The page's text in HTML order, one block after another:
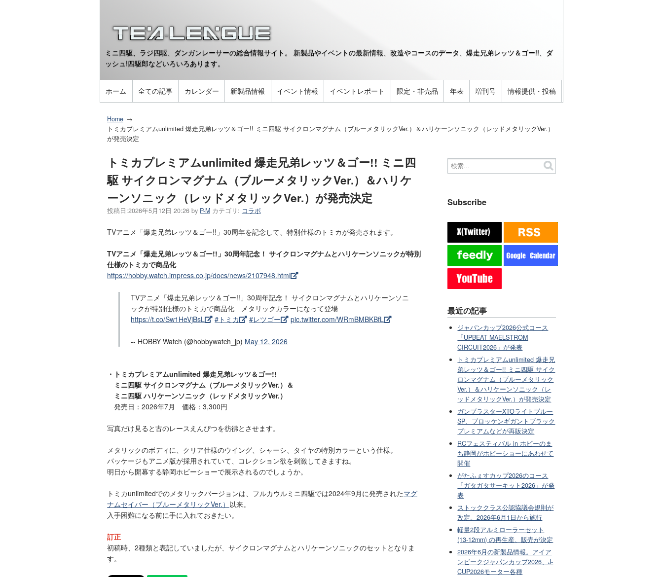
ミニ四駆、ラジ四駆、ダンガンレーサーの総合情報サイト。 新製品やイベントの最新情報、改造やコースのデータ、爆走兄弟レッツ＆ゴー!!、ダ
ッシュ!四駆郎などいろいろあります。
ホーム 全ての記事 カレンダー 新製品情報 イベント情報 イベントレポート 限定・非売品 年表 増刊号 情報提供・投稿
Home
トミカプレミアムunlimited 爆走兄弟レッツ＆ゴー!! ミニ四駆 サイクロンマグナム（ブルーメタリックVer.）＆ハリケーンソニック（レッドメタリックVer.）
が発売決定
トミカプレミアムunlimited 爆走兄弟レッツ＆ゴー!! ミニ四
駆 サイクロンマグナム（ブルーメタリックVer.）＆ハリケ
ーンソニック（レッドメタリックVer.）が発売決定
投稿日:2026年5月12日 20:26 by P-M カテゴリ: コラボ
TVアニメ「爆走兄弟レッツ＆ゴー!!」30周年を記念して、特別仕様のトミカが発売されます。
TVアニメ「爆走兄弟レッツ＆ゴー!!」30周年記念！ サイクロンマグナムとハリケーンソニックが特別
仕様のトミカで商品化
https://hobby.watch.impress.co.jp/docs/news/2107948.html
TVアニメ「爆走兄弟レッツ＆ゴー!!」30周年記念！ サイクロンマグナムとハリケーンソニ
ックが特別仕様のトミカで商品化 メタリックカラーになって登場
https://t.co/Sw1HeVjBsL
#トミカ #レツゴー pic.twitter.com/WRmBMBKBfL
-- HOBBY Watch (@hobbywatch_jp) May 12, 2026
・トミカプレミアムunlimited 爆走兄弟レッツ＆ゴー!!
ミニ四駆 サイクロンマグナム（ブルーメタリックVer.）＆
ミニ四駆 ハリケーンソニック（レッドメタリックVer.）
発売日：2026年7月 価格：3,300円
写真だけ見ると古のレースえんぴつを彷彿とさせます。
メタリックのボディに、クリア仕様のウイング、シャーシ、タイヤの特別カラーという仕様。
パッケージもアニメ版が採用されていて、コレクション欲を刺激してきますね。
明日から開幕する静岡ホビーショーで展示されるのでしょうか。
トミカunlimitedでのメタリックバージョンは、フルカウルミニ四駆では2024年9月に発売されたマグ
ナムセイバー（ブルーメタリックVer.） 以来。
入手困難になる前に手に入れておきたい。
訂正
初稿時、2種類と表記していましたが、サイクロンマグナムとハリケーンソニックのセットとなりま
す。
Subscribe
最近の記事
ジャパンカップ2026公式コース
「UPBEAT MAELSTROM
CIRCUIT2026」が発表
トミカプレミアムunlimited 爆走兄
弟レッツ＆ゴー!! ミニ四駆 サイク
ロンマグナム（ブルーメタリック
Ver.）＆ハリケーンソニック（レ
ッドメタリックVer.）が発売決定
ガンブラスターXTOライトブルー
SP、ブロッケンギガントブラック
プレミアムなどが再販決定
RCフェスティバル in ホビーのま
ち静岡がホビーショーにあわせて
開催
がたふぇすカップ2026のコース
「ガタガタサーキット2026」が発
表
ストッククラス公認協議会規則が
改定。2026年6月1日から施行
軽量2段アルミローラーセット
(13-12mm) の再生産、販売が決定
2026年6月の新製品情報。アイア
ンビークジャパンカップ2026、J-
CUP2026モーター各種